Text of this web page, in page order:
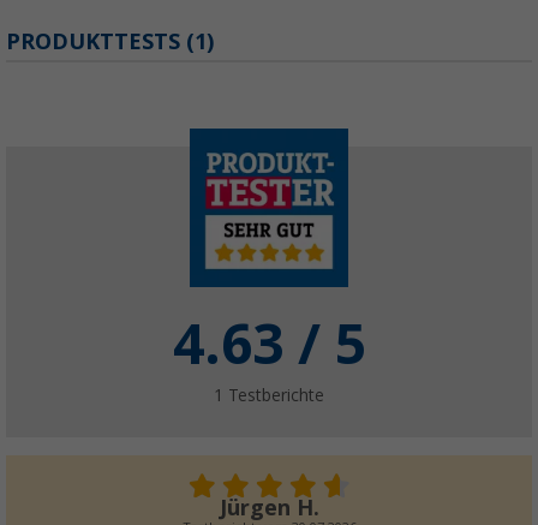
PRODUKTTESTS (1)
4.63 / 5
1 Testberichte
Jürgen H.